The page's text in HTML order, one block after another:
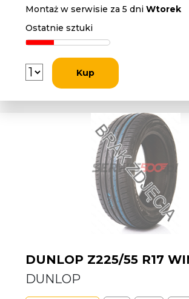
Montaż w serwisie za 5 dniWtorek
Ostatnie sztuki
Kup
DUNLOP Z225/55 R17
DUNLOP